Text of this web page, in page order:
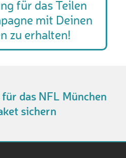
für das Teilen
mit Deinen
zu erhalten!
das NFL München
sichern